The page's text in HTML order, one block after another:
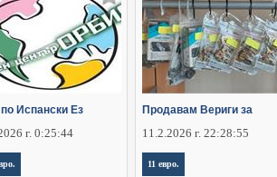
по Испански Ез
г. 0:25:44
Продавам Вериги за
11.2.2026 г. 22:28:55
11 евро.